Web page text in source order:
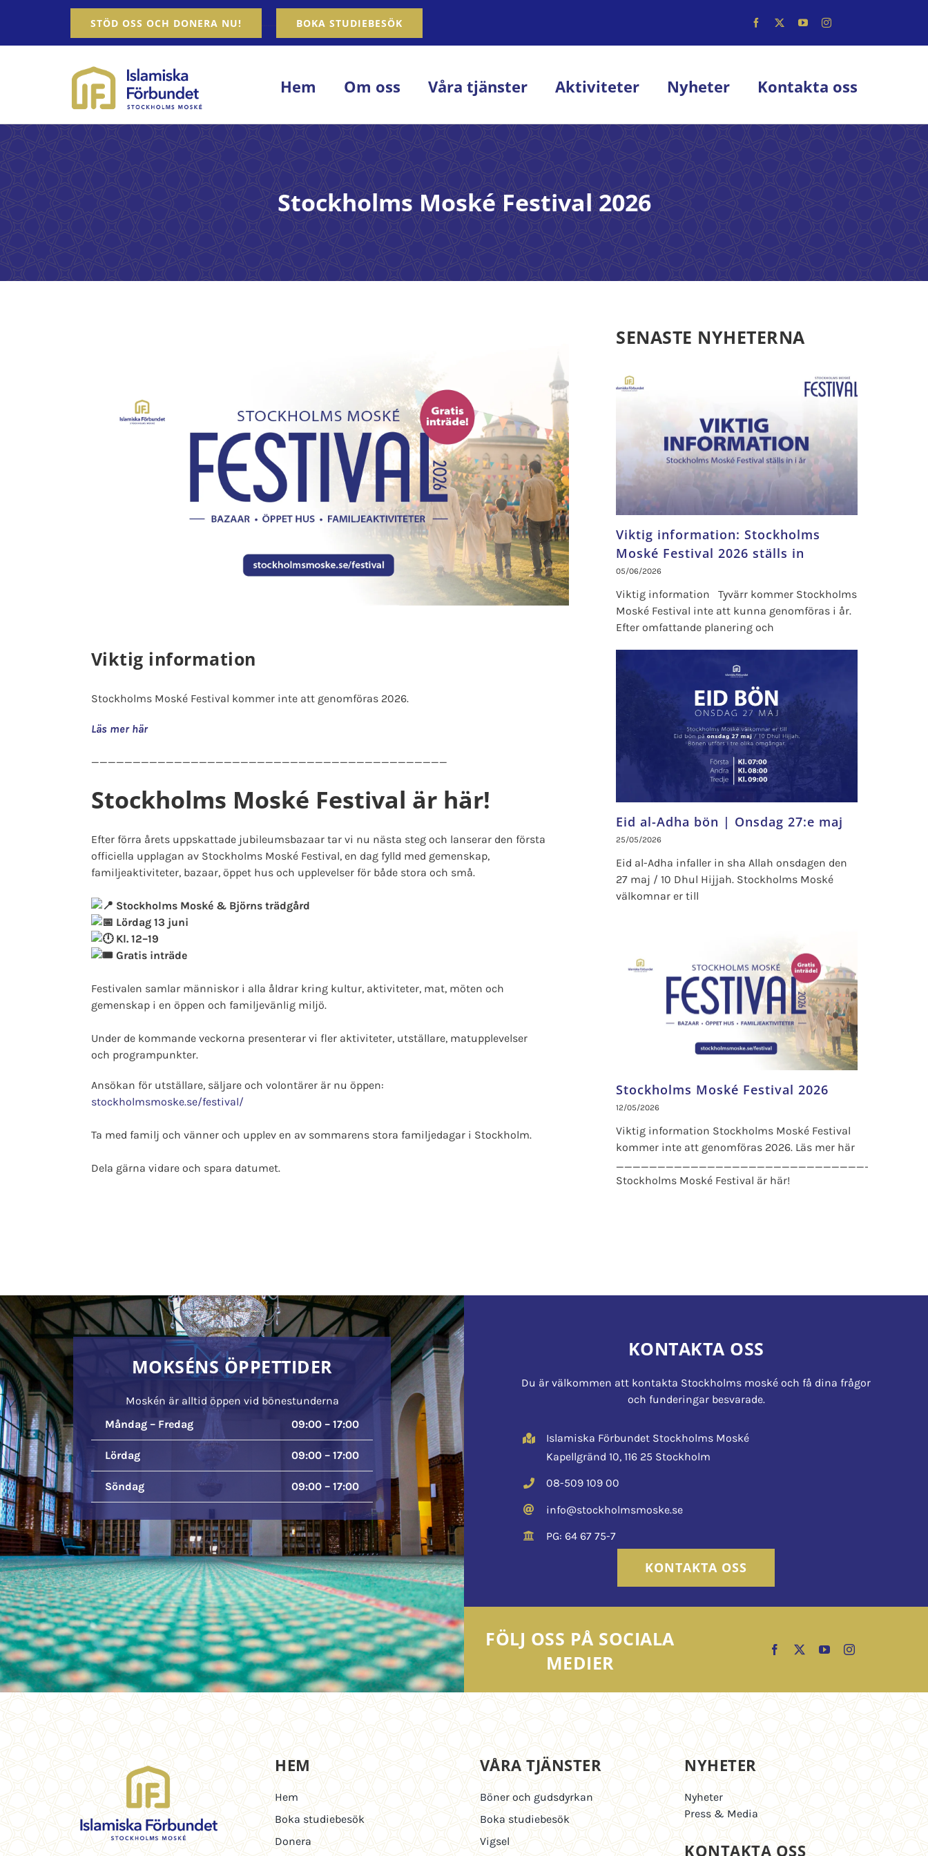
STÖD OSS OCH DONERA NU! BOKA STUDIEBESÖK
Hem Om oss Våra tjänster Aktiviteter Nyheter Kontakta oss
Stockholms Moské Festival 2026
Viktig information
Stockholms Moské Festival kommer inte att genomföras 2026.
Läs mer här
___________________________________________
Stockholms Moské Festival är här!
Efter förra årets uppskattade jubileumsbazaar tar vi nu nästa steg och lanserar den första
officiella upplagan av Stockholms Moské Festival, en dag fylld med gemenskap,
familjeaktiviteter, bazaar, öppet hus och upplevelser för både stora och små.
Stockholms Moské & Björns trädgård
Lördag 13 juni
Kl. 12–19
Gratis inträde
Festivalen samlar människor i alla åldrar kring kultur, aktiviteter, mat, möten och
gemenskap i en öppen och familjevänlig miljö.
Under de kommande veckorna presenterar vi fler aktiviteter, utställare, matupplevelser
och programpunkter.
Ansökan för utställare, säljare och volontärer är nu öppen:
stockholmsmoske.se/festival/
Ta med familj och vänner och upplev en av sommarens stora familjedagar i Stockholm.
Dela gärna vidare och spara datumet.
SENASTE NYHETERNA
Viktig information: Stockholms
Moské Festival 2026 ställs in
05/06/2026
Viktig information Tyvärr kommer Stockholms
Moské Festival inte att kunna genomföras i år.
Efter omfattande planering och
Eid al-Adha bön | Onsdag 27:e maj
25/05/2026
Eid al-Adha infaller in sha Allah onsdagen den
27 maj / 10 Dhul Hijjah. Stockholms Moské
välkomnar er till
Stockholms Moské Festival 2026
12/05/2026
Viktig information Stockholms Moské Festival
kommer inte att genomföras 2026. Läs mer här
Stockholms Moské Festival är här!
MOKSÉNS ÖPPETTIDER
Moskén är alltid öppen vid bönestunderna
Måndag – Fredag
09:00 – 17:00
Lördag 09:00 – 17:00
Söndag 09:00 – 17:00
KONTAKTA OSS
Du är välkommen att kontakta Stockholms moské och få dina frågor
och funderingar besvarade.
Islamiska Förbundet Stockholms Moské
Kapellgränd 10, 116 25 Stockholm
08-509 109 00
info@stockholmsmoske.se
PG: 64 67 75-7
KONTAKTA OSS
FÖLJ OSS PÅ SOCIALA
MEDIER
HEM
Hem
Boka studiebesök
Donera
VÅRA TJÄNSTER
Böner och gudsdyrkan
Boka studiebesök
Vigsel
NYHETER
Nyheter
Press & Media
KONTAKTA OSS